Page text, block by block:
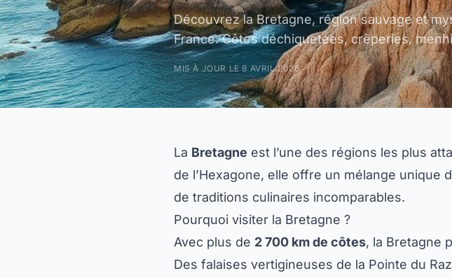
Découvrez la Bretagne, région sauvage et
France. Côtes déchiquetées, crêperies,
MIS À JOUR LE 8 AVRIL 2026
La Bretagne est l’une des régions les plus
de l’Hexagone, elle offre un mélange
de traditions culinaires incomparables.
Pourquoi visiter la Bretagne ?
Avec plus de 2 700 km de côtes, la Bretagne
Des falaises vertigineuses de la Pointe du